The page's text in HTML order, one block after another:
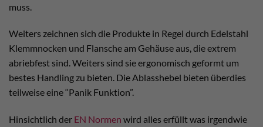
muss.
Weiters zeichnen sich die Produkte in Regel durch Edelstahl
Klemmnocken und Flansche am Gehäuse aus, die extrem
abriebfest sind. Weiters sind sie ergonomisch geformt um
bestes Handling zu bieten. Die Ablasshebel bieten überdies
teilweise eine “Panik Funktion”.
Hinsichtlich der EN Normen wird alles erfüllt was irgendwie